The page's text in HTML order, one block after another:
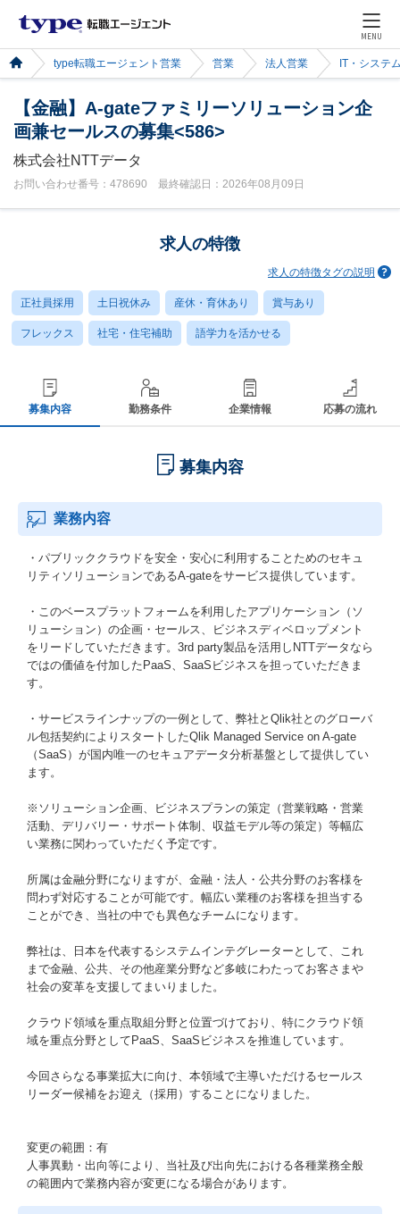
MENU
type転職エージェント営業 営業 法人営業 IT・システ
【金融】A-gateファミリーソリューション企
画兼セールスの募集<586>
株式会社NTTデータ
お問い合わせ番号：478690 最終確認日：2026年08月09日
求人の特徴
求人の特徴タグの説明
正社員採用 土日祝休み 産休・育休あり 賞与あり
フレックス 社宅・住宅補助 語学力を活かせる
募集内容 勤務条件 企業情報 応募の流れ
募集内容
業務内容
・パブリッククラウドを安全・安心に利用することためのセキュ
リティソリューションであるA-gateをサービス提供しています。
・このベースプラットフォームを利用したアプリケーション（ソ
リューション）の企画・セールス、ビジネスディベロップメント
をリードしていただきます。3rd party製品を活用しNTTデータなら
ではの価値を付加したPaaS、SaaSビジネスを担っていただきま
す。
・サービスラインナップの一例として、弊社とQlik社とのグローバ
ル包括契約によりスタートしたQlik Managed Service on A-gate
（SaaS）が国内唯一のセキュアデータ分析基盤として提供してい
ます。
※ソリューション企画、ビジネスプランの策定（営業戦略・営業
活動、デリバリー・サポート体制、収益モデル等の策定）等幅広
い業務に関わっていただく予定です。
所属は金融分野になりますが、金融・法人・公共分野のお客様を
問わず対応することが可能です。幅広い業種のお客様を担当する
ことができ、当社の中でも異色なチームになります。
弊社は、日本を代表するシステムインテグレーターとして、これ
まで金融、公共、その他産業分野など多岐にわたってお客さまや
社会の変革を支援してまいりました。
クラウド領域を重点取組分野と位置づけており、特にクラウド領
域を重点分野としてPaaS、SaaSビジネスを推進しています。
今回さらなる事業拡大に向け、本領域で主導いただけるセールス
リーダー候補をお迎え（採用）することになりました。
変更の範囲：有
人事異動・出向等により、当社及び出向先における各種業務全般
の範囲内で業務内容が変更になる場合があります。